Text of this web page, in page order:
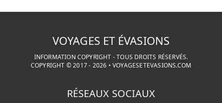
VOYAGES ET ÉVASIONS
INFORMATION COPYRIGHT - TOUS DROITS RÉSERVÉS.
COPYRIGHT © 2017 - 2026 •VOYAGESETEVASIONS.COM
RÉSEAUX SOCIAUX